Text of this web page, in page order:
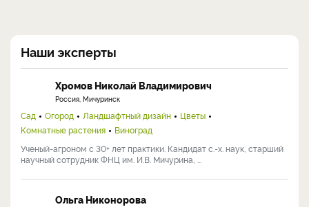
Наши эксперты
Хромов Николай Владимирович
Россия, Мичуринск
Сад Огород Ландшафтный дизайн
Цветы
Комнатные растения
Виноград
Ученый-агроном с 30+ лет практики. Кандидат с.-х. наук, старший
научный сотрудник ФНЦ им. И.В. Мичурина, ...
Ольга Никонорова